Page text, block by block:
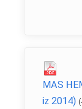
MAS
iz 2014)